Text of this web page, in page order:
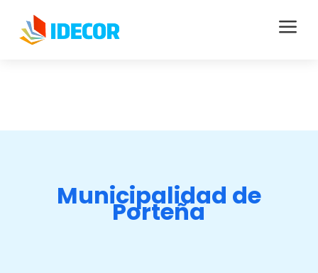
a
Municipalidad de
Porteña